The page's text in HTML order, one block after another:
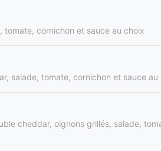
tomate, cornichon et sauce au choix
salade, tomate, cornichon et sauce au
cheddar, oignons grillés, salade,